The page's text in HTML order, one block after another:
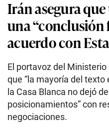
Irán asegura
una “conclusión
acuerdo con
El portavoz del
que “la mayoría del texto
la Casa Blanca no dejó
posicionamientos” con
negociaciones.